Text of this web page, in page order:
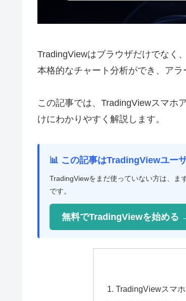
TradingViewはブラウザだけでなく、
本格的なチャート分析ができ、ア
この記事では、TradingViewスマホ
けにわかりやすく解説します。
📊 この記事はTradingViewユー
TradingViewをまだ使っていない方は、ま
です。
無料でTradingViewを始める
TradingViewスマ